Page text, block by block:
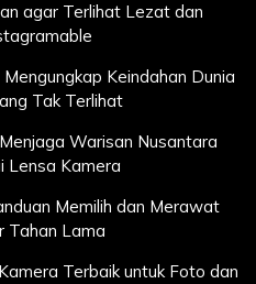
agar Terlihat Lezat dan
Keindahan Dunia
Tak Terlihat
Warisan Nusantara
Lensa Kamera
Memilih dan Merawat
Tahan Lama
Terbaik untuk Foto dan